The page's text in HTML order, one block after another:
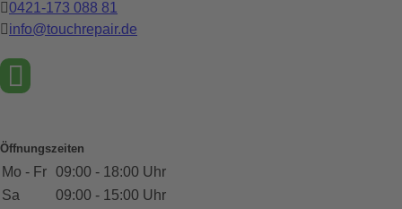
0421-173 088 81
info@touchrepair.de
Öffnungszeiten
Mo - Fr 09:00 - 18:00 Uhr
Sa
09:00 - 15:00 Uhr